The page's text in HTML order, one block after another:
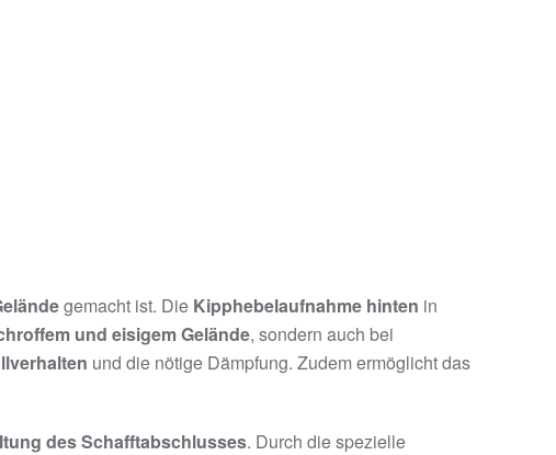
gemacht ist. Die Kipphebelaufnahme hinten in
und eisigem Gelände, sondern auch bei
und die nötige Dämpfung. Zudem ermöglicht das
des Schafftabschlusses. Durch die spezielle